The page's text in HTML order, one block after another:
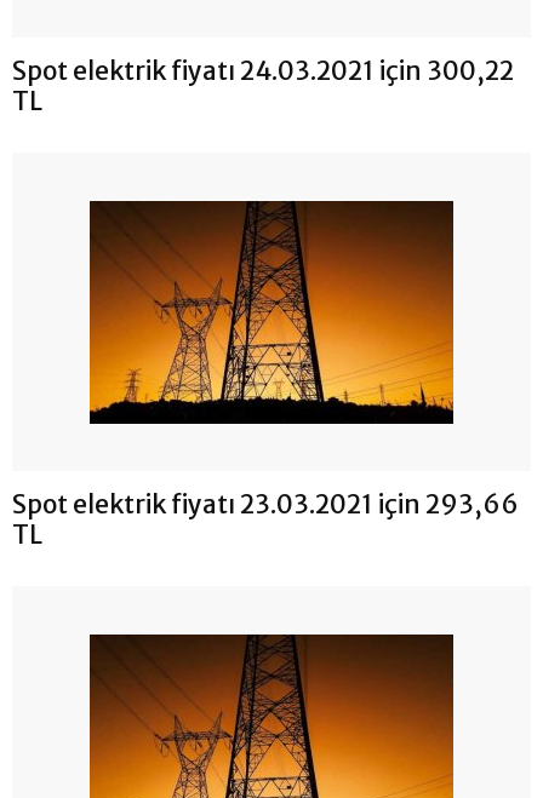
Spot elektrik fiyatı 24.03.2021 için 300,22
TL
Spot elektrik fiyatı 23.03.2021 için 293,66
TL